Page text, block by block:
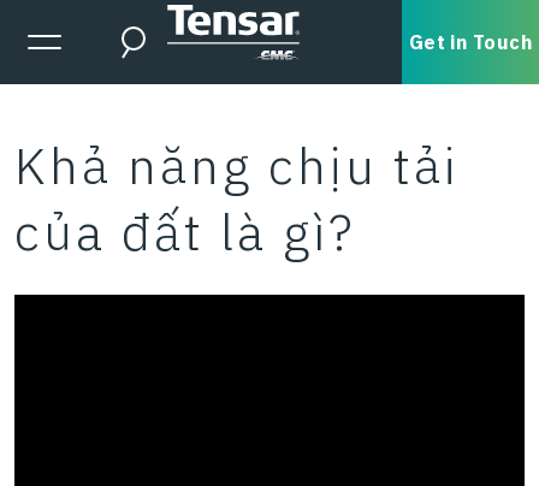
Skip to main content
Expanded Menu Toggle
Search Get in Touch
Khả năng chịu tải
của đất là gì?